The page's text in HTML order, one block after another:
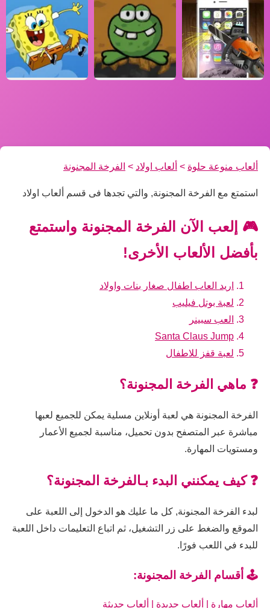
ألعاب منوعة حلوة > ألعاب اولاد > الفرخة المجنونة
استمتع مع الفرخة المجنونة, والتي تجدها فى قسم ألعاب اولاد
🎮 إلعب الآن الفرخة المجنونة واستمتع
بأفضل الألعاب الأخرى!
اريد العاب اطفال صغار بنات واولاد
لعبة بوتل فيليب
العب سبينر
Santa Claus Jump
لعبة قفز للاطفال
❓ ماهي الفرخة المجنونة؟
الفرخة المجنونة هي لعبة أونلاين مسلية يمكن للجميع لعبها
مباشرة عبر المتصفح بدون تحميل، مناسبة لجميع الأعمار
ومستويات المهارة.
❓ كيف يمكنني البدء بـالفرخة المجنونة؟
لبدء الفرخة المجنونة, كل ما عليك هو الدخول إلى اللعبة على
الموقع والضغط على زر التشغيل، ثم اتباع التعليمات داخل اللعبة
للبدء في اللعب فورًا.
🕹️ أقسام الفرخة المجنونة:
ألعاب مهارة ألعاب جديدة ألعاب حديثة